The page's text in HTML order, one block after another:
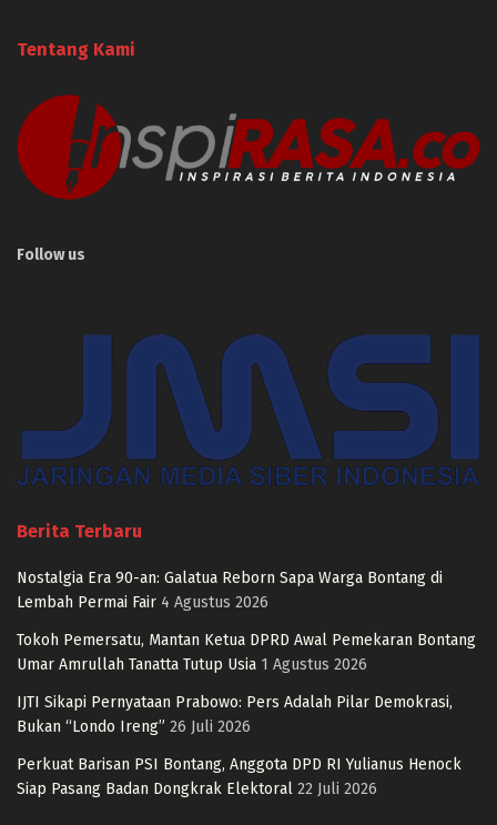
Tentang Kami
Follow us
Berita Terbaru
Nostalgia Era 90-an: Galatua Reborn Sapa Warga Bontang di
Lembah Permai Fair 4 Agustus 2026
Tokoh Pemersatu, Mantan Ketua DPRD Awal Pemekaran Bontang
Umar Amrullah Tanatta Tutup Usia 1 Agustus 2026
IJTI Sikapi Pernyataan Prabowo: Pers Adalah Pilar Demokrasi,
Bukan “Londo Ireng” 26 Juli 2026
Perkuat Barisan PSI Bontang, Anggota DPD RI Yulianus Henock
Siap Pasang Badan Dongkrak Elektoral 22 Juli 2026